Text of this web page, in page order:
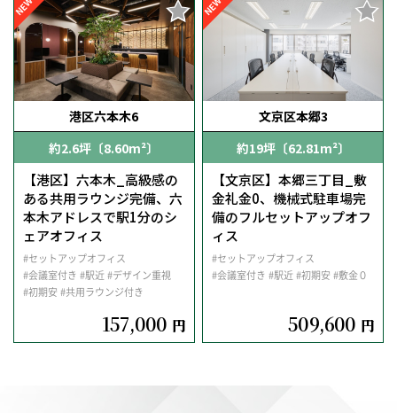
NEW
港区六本木6
約2.6坪〔8.60m²〕
【港区】六本木_高級感の
ある共用ラウンジ完備、六
本木アドレスで駅1分のシ
ェアオフィス
#セットアップオフィス
#会議室付き #駅近 #デザイン重視
#初期安 #共用ラウンジ付き
157,000 円
NEW
文京区本郷3
約19坪〔62.81m²〕
【文京区】本郷三丁目_敷
金礼金0、機械式駐車場完
備のフルセットアップオフ
ィス
#セットアップオフィス
#会議室付き #駅近 #初期安 #敷金０
509,600 円